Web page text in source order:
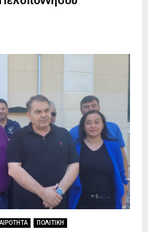
ΠΟΛΙΤΙΚΗ